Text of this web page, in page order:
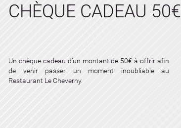
CHÈQUE CADEAU 50€
Un chèque cadeau d’un montant de 50€ à offrir afin
de venir passer un moment inoubliable au
Restaurant Le Cheverny.